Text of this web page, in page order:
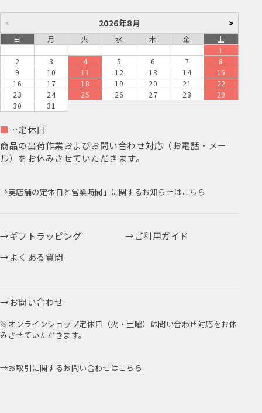
< 2026年8月 >
日 月 火 水 木 金
土
1
2
3 4 5 6 7
8
9
10 11 12 13 14
15
16
17 18 19 20 21
22
23
24 25 26 27 28
29
30
31
■ …定休日
商品の出荷作業およびお問い合わせ対応（お電話・メー
ル）をお休みさせていただきます。
実店舗の定休日と営業時間」に関するお知らせはこちら
ギフトラッピング
ご利用ガイド
よくある質問
お問い合わせ
※オンラインショップ定休日（火・土曜）は問い合わせ対応をお休
みさせていただきます。
お取引に関するお問い合わせはこちら